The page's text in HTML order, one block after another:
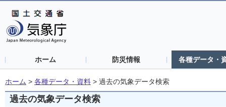
ホーム 防災情報 各種データ・
ホーム > 各種データ・資料 > 過去の気象データ検索
過去の気象データ検索